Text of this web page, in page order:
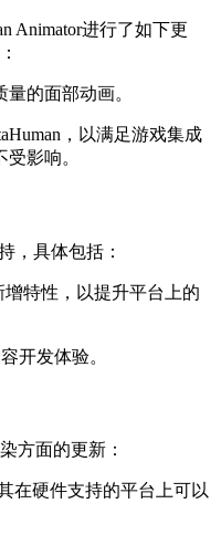
Animator进行了如下更
的面部动画。
，以满足游戏集成
影响。
，具体包括：
增特性，以提升平台上的
开发体验。
方面的更新：
在硬件支持的平台上可以